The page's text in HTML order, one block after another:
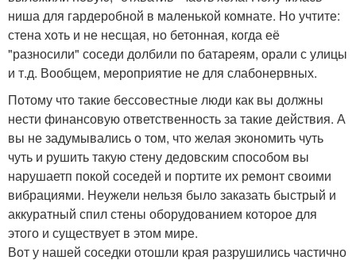
ниша для гардеробной в маленькой комнате. Но учтите:
стена хоть и не несщая, но бетонная, когда её
"разносили" соседи долбили по батареям, орали с улицы
и т.д. Вообщем, мероприятие не для слабонервных.
Потому что такие бессовестные люди как вы должны
нести финансовую ответственность за такие действия. А
вы не задумывались о том, что желая экономить чуть
чуть и рушить такую стену дедовским способом вы
нарушаетп покой соседей и портите их ремонт своими
вибрациями. Неужели нельзя было заказать быстрый и
аккуратный спил стены оборудованием которое для
этого и существует в этом мире.
Вот у нашей соседки отошли края разрушились частично